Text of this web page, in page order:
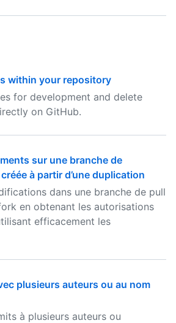
within your repository
for development and delete
on GitHub.
sur une branche de
à partir d’une duplication
dans une branche de pull
en obtenant les autorisations
efficacement les
plusieurs auteurs ou au nom
à plusieurs auteurs ou